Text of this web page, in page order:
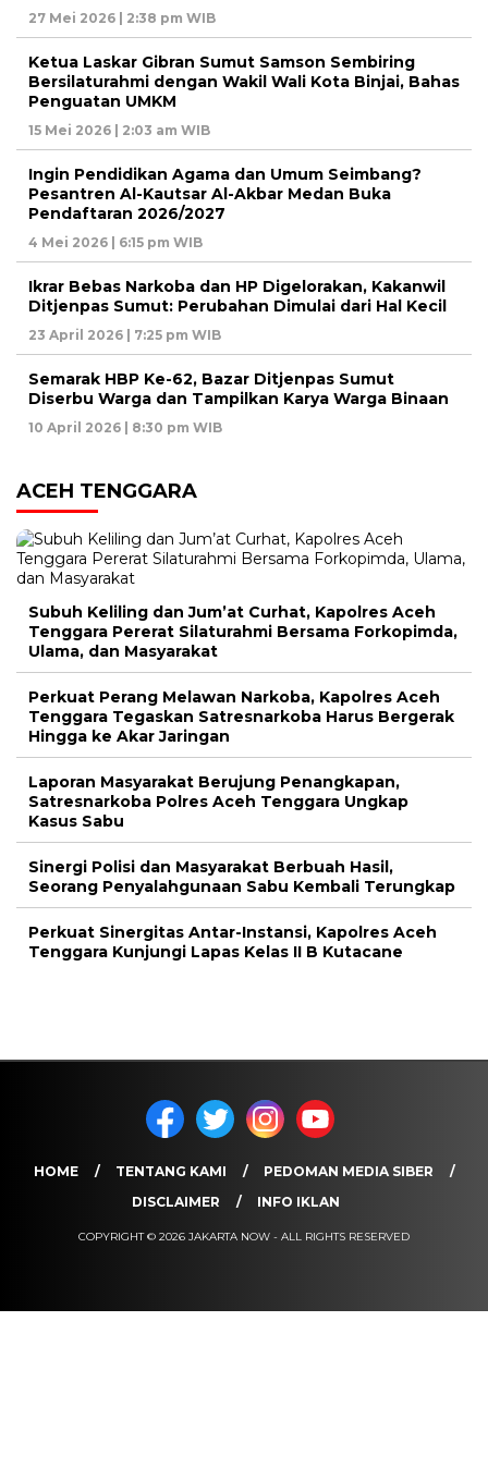
27 Mei 2026 | 2:38 pm WIB
Ketua Laskar Gibran Sumut Samson Sembiring
Bersilaturahmi dengan Wakil Wali Kota Binjai, Bahas
Penguatan UMKM
15 Mei 2026 | 2:03 am WIB
Ingin Pendidikan Agama dan Umum Seimbang?
Pesantren Al-Kautsar Al-Akbar Medan Buka
Pendaftaran 2026/2027
4 Mei 2026 | 6:15 pm WIB
Ikrar Bebas Narkoba dan HP Digelorakan, Kakanwil
Ditjenpas Sumut: Perubahan Dimulai dari Hal Kecil
23 April 2026 | 7:25 pm WIB
Semarak HBP Ke-62, Bazar Ditjenpas Sumut
Diserbu Warga dan Tampilkan Karya Warga Binaan
10 April 2026 | 8:30 pm WIB
ACEH TENGGARA
Subuh Keliling dan Jum’at Curhat, Kapolres Aceh
Tenggara Pererat Silaturahmi Bersama Forkopimda,
Ulama, dan Masyarakat
Perkuat Perang Melawan Narkoba, Kapolres Aceh
Tenggara Tegaskan Satresnarkoba Harus Bergerak
Hingga ke Akar Jaringan
Laporan Masyarakat Berujung Penangkapan,
Satresnarkoba Polres Aceh Tenggara Ungkap
Kasus Sabu
Sinergi Polisi dan Masyarakat Berbuah Hasil,
Seorang Penyalahgunaan Sabu Kembali Terungkap
Perkuat Sinergitas Antar-Instansi, Kapolres Aceh
Tenggara Kunjungi Lapas Kelas II B Kutacane
HOME TENTANG KAMI
PEDOMAN MEDIA SIBER
DISCLAIMER
INFO IKLAN
COPYRIGHT © 2026 JAKARTA NOW - ALL RIGHTS RESERVED